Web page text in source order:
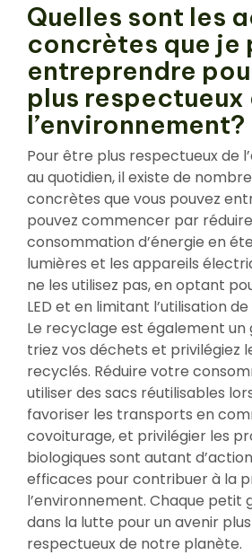
Quelles sont les
concrètes que je
entreprendre
plus respectueux
l’environnement?
Pour être plus respectueux de
au quotidien, il existe de
concrètes que vous pouvez
pouvez commencer par
consommation d’énergie en
lumières et les appareils
ne les utilisez pas, en optant
LED et en limitant l’utilisation
Le recyclage est également un
triez vos déchets et privilégiez
recyclés. Réduire votre
utiliser des sacs réutilisables
favoriser les transports en
covoiturage, et privilégier les
biologiques sont autant
efficaces pour contribuer à la
l’environnement. Chaque petit
dans la lutte pour un avenir
respectueux de notre planète.